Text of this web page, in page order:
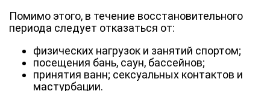
Помимо этого, в течение восстановительного
периода следует отказаться от:
физических нагрузок и занятий спортом;
посещения бань, саун, бассейнов;
принятия ванн; сексуальных контактов и
мастурбации.